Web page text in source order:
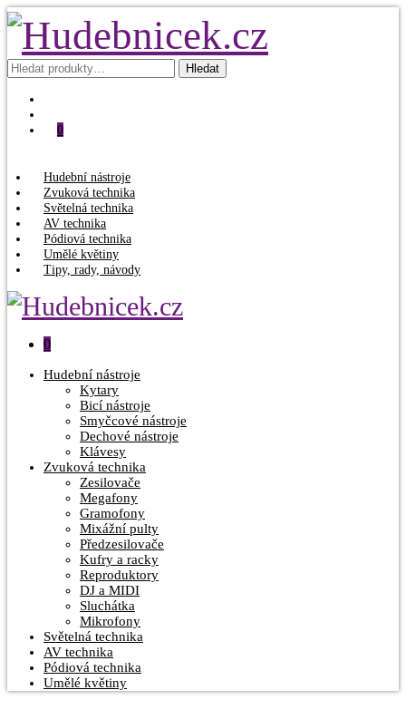
Hledat: Hledat
0
Hudební nástroje
Zvuková technika
Světelná technika
AV technika
Pódiová technika
Umělé květiny
Tipy, rady, návody
0
Hudební nástroje
Kytary
Bicí nástroje
Smyčcové nástroje
Dechové nástroje
Klávesy
Zvuková technika
Zesilovače
Megafony
Gramofony
Mixážní pulty
Předzesilovače
Kufry a racky
Reproduktory
DJ a MIDI
Sluchátka
Mikrofony
Světelná technika
AV technika
Pódiová technika
Umělé květiny